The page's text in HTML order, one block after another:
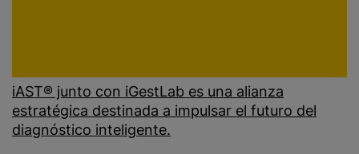
iAST® junto con iGestLab es una alianza
estratégica destinada a impulsar el futuro del
diagnóstico inteligente.